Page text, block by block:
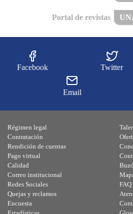
Portal de revistas
Facebook Twitter
Email
Régimen legal
Contratación
Rendición de cuentas
Pago virtual
Calidad
Correo institucional
Redes Sociales
Quejas y reclamos
Encuesta
FAQ